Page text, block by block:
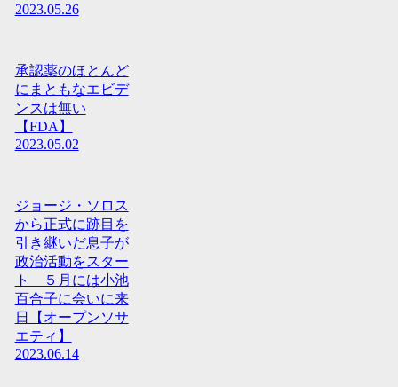
2023.05.26
承認薬のほとんど
にまともなエビデ
ンスは無い
【FDA】
2023.05.02
ジョージ・ソロス
から正式に跡目を
引き継いだ息子が
政治活動をスター
ト ５月には小池
百合子に会いに来
日【オープンソサ
エティ】
2023.06.14